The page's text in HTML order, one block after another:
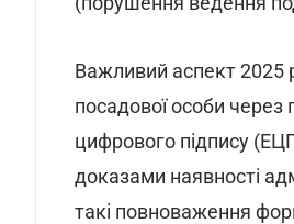
Важливий аспект 2025
посадової особи через
цифрового підпису
доказами наявності
такі повноваження